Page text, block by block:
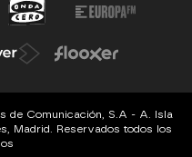
de Comunicación, S.A - A. Isla
Madrid. Reservados todos los